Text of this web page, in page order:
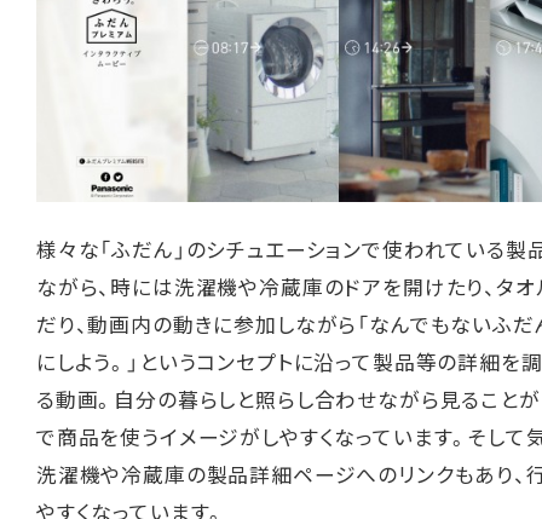
様々な「ふだん」のシチュエーションで使われている製
ながら、時には洗濯機や冷蔵庫のドアを開けたり、タ
だり、動画内の動きに参加しながら「なんでもないふだ
にしよう。」というコンセプトに沿って製品等の詳細を
る動画。自分の暮らしと照らし合わせながら見ること
で商品を使うイメージがしやすくなっています。そして
洗濯機や冷蔵庫の製品詳細ページへのリンクもあり、
やすくなっています。